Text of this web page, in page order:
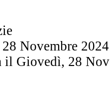
Novembre
Giovedì, 28